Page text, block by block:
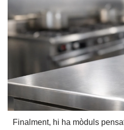
Finalment, hi ha mòduls